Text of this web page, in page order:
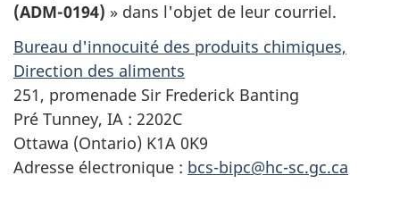
(ADM-0194) » dans l'objet de leur courriel.
Bureau d'innocuité des produits chimiques,
Direction des aliments
251, promenade Sir Frederick Banting
Pré Tunney, IA : 2202C
Ottawa (Ontario) K1A 0K9
Adresse électronique : bcs-bipc@hc-sc.gc.ca